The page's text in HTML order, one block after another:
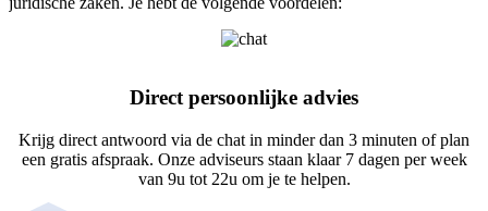
Direct persoonlijke advies
Krijg direct antwoord via de chat in minder dan 3 minuten of plan
een gratis afspraak. Onze adviseurs staan klaar 7 dagen per week
van 9u tot 22u om je te helpen.